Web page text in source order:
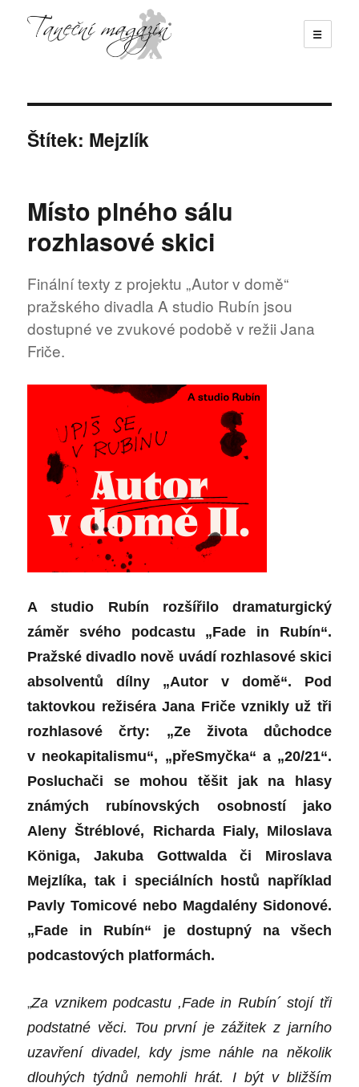
☰
Štítek: Mejzlík
Místo plného sálu
rozhlasové skici
Finální texty z projektu „Autor v domě“
pražského divadla A studio Rubín jsou
dostupné ve zvukové podobě v režii Jana
Friče.
A studio Rubín rozšířilo dramaturgický
záměr svého podcastu „Fade in Rubín“.
Pražské divadlo nově uvádí rozhlasové skici
absolventů dílny „Autor v domě“. Pod
taktovkou režiséra Jana Friče vznikly už tři
rozhlasové črty: „Ze života důchodce
v neokapitalismu“, „přeSmyčka“ a „20/21“.
Posluchači se mohou těšit jak na hlasy
známých rubínovských osobností jako
Aleny Štréblové, Richarda Fialy, Miloslava
Königa, Jakuba Gottwalda či Miroslava
Mejzlíka, tak i speciálních hostů například
Pavly Tomicové nebo Magdalény Sidonové.
„Fade in Rubín“ je dostupný na všech
podcastových platformách.
„Za vznikem podcastu ,Fade in Rubín´ stojí tři
podstatné věci. Tou první je zážitek z jarního
uzavření divadel, kdy jsme náhle na několik
dlouhých týdnů nemohli hrát. Ibýt v bližším